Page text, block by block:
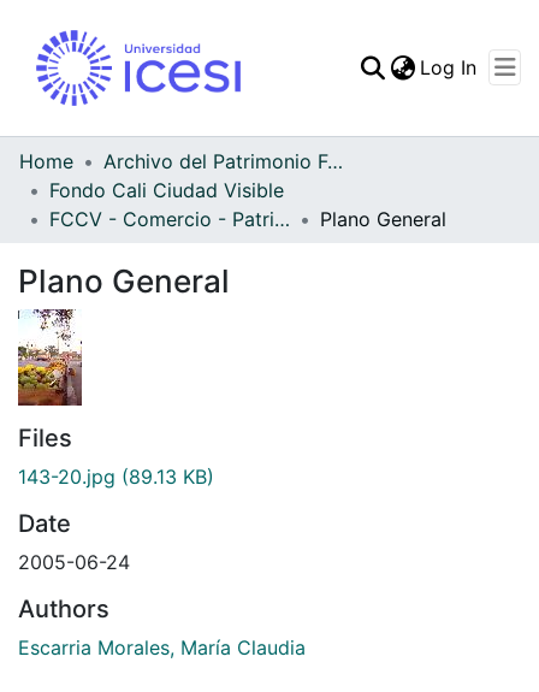
Log In
Home
Archivo del Patrimonio Fotográfico y Fílmico del Valle del Cauca
Fondo Cali Ciudad Visible
FCCV - Comercio - Patrimonial
Plano General
Plano General
Files
143-20.jpg (89.13 KB)
Date
2005-06-24
Authors
Escarria Morales, María Claudia